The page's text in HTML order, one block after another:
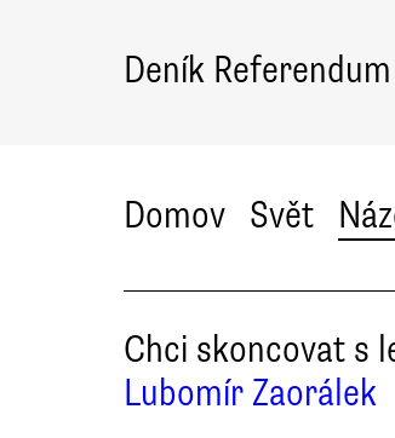
Deník Referendum
Domov Svět
Chci skoncovat s
Lubomír Zaorálek